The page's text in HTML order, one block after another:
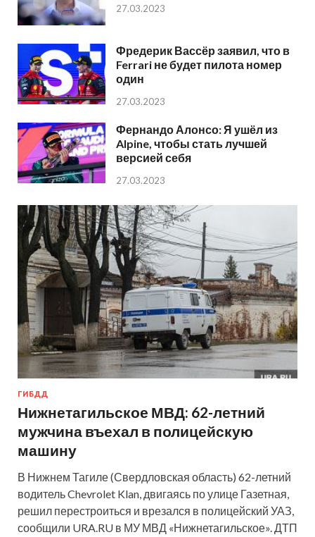
27.03.2023
Фредерик Вассёр заявил, что в
Ferrari не будет пилота номер
один
27.03.2023
Фернандо Алонсо: Я ушёл из
Alpine, чтобы стать лучшей
версией себя
27.03.2023
ГИБДД
Нижнетагильское МВД: 62-летний
мужчина въехал в полицейскую
машину
В Нижнем Тагиле (Свердловская область) 62-летний
водитель Chevrolet Klan, двигаясь по улице Газетная,
решил перестроиться и врезался в полицейский УАЗ,
сообщили URA.RU в МУ МВД «Нижнетагильское». ДТП